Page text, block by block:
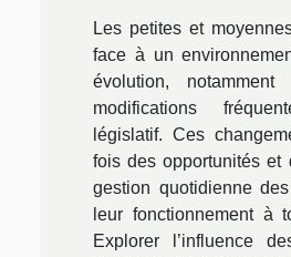
Les petites et
face à un
évolution,
modifications
législatif. Ces
fois des opportunités et
gestion quotidienne
leur fonctionnement à
Explorer l’influence